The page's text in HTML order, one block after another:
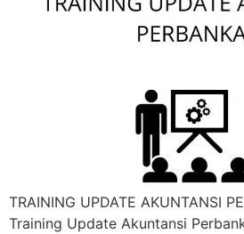
TRAINING UPDATE AKUNTANSI
Training Update Akuntansi